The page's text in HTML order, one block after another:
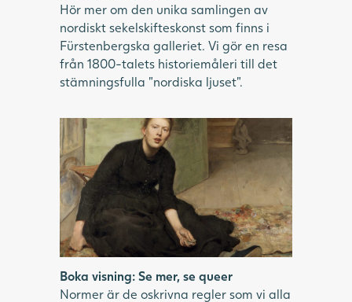
Hör mer om den unika samlingen av
nordiskt sekelskifteskonst som finns i
Fürstenbergska galleriet. Vi gör en resa
från 1800-talets historiemåleri till det
stämningsfulla ”nordiska ljuset”.
Oljemålning av kvinna i svart, heltäckande
klänning, sittandes på golvet med
avslappnad stil.
Boka visning: Se mer, se queer
Normer är de oskrivna regler som vi alla